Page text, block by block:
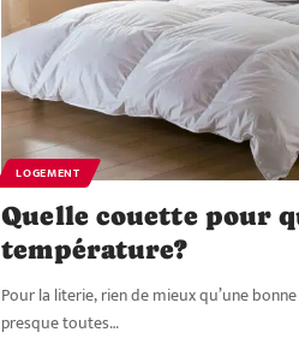
LOGEMENT
Quelle couette pour
température?
Pour la literie, rien de mieux qu’une
presque toutes…